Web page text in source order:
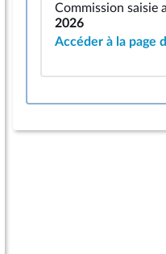
Commission saisie
2026
Accéder à la page